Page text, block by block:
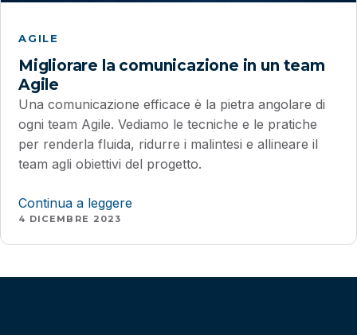
AGILE
Migliorare la comunicazione in un team
Agile
Una comunicazione efficace è la pietra angolare di
ogni team Agile. Vediamo le tecniche e le pratiche
per renderla fluida, ridurre i malintesi e allineare il
team agli obiettivi del progetto.
Continua a leggere
4 DICEMBRE 2023